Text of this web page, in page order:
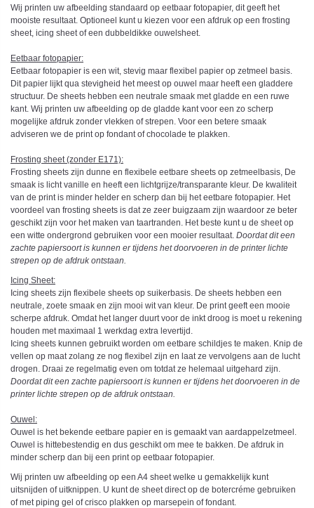
Wij printen uw afbeelding standaard op eetbaar fotopapier, dit geeft het
mooiste resultaat. Optioneel kunt u kiezen voor een afdruk op een frosting
sheet, icing sheet of een dubbeldikke ouwelsheet.
Eetbaar fotopapier:
Eetbaar fotopapier is een wit, stevig maar flexibel papier op zetmeel basis.
Dit papier lijkt qua stevigheid het meest op ouwel maar heeft een gladdere
structuur. De sheets hebben een neutrale smaak met gladde en een ruwe
kant. Wij printen uw afbeelding op de gladde kant voor een zo scherp
mogelijke afdruk zonder vlekken of strepen. Voor een betere smaak
adviseren we de print op fondant of chocolade te plakken.
Frosting sheet (zonder E171):
Frosting sheets zijn dunne en flexibele eetbare sheets op zetmeelbasis, De
smaak is licht vanille en heeft een lichtgrijze/transparante kleur. De kwaliteit
van de print is minder helder en scherp dan bij het eetbare fotopapier. Het
voordeel van frosting sheets is dat ze zeer buigzaam zijn waardoor ze beter
geschikt zijn voor het maken van taartranden. Het beste kunt u de sheet op
een witte ondergrond gebruiken voor een mooier resultaat. Doordat dit een
zachte papiersoort is kunnen er tijdens het doorvoeren in de printer lichte
strepen op de afdruk ontstaan.
Icing Sheet:
Icing sheets zijn flexibele sheets op suikerbasis. De sheets hebben een
neutrale, zoete smaak en zijn mooi wit van kleur. De print geeft een mooie
scherpe afdruk. Omdat het langer duurt voor de inkt droog is moet u rekening
houden met maximaal 1 werkdag extra levertijd.
Icing sheets kunnen gebruikt worden om eetbare schildjes te maken. Knip de
vellen op maat zolang ze nog flexibel zijn en laat ze vervolgens aan de lucht
drogen. Draai ze regelmatig even om totdat ze helemaal uitgehard zijn.
Doordat dit een zachte papiersoort is kunnen er tijdens het doorvoeren in de
printer lichte strepen op de afdruk ontstaan.
Ouwel:
Ouwel is het bekende eetbare papier en is gemaakt van aardappelzetmeel.
Ouwel is hittebestendig en dus geschikt om mee te bakken. De afdruk in
minder scherp dan bij een print op eetbaar fotopapier.
Wij printen uw afbeelding op een A4 sheet welke u gemakkelijk kunt
uitsnijden of uitknippen. U kunt de sheet direct op de botercréme gebruiken
of met piping gel of crisco plakken op marsepein of fondant.